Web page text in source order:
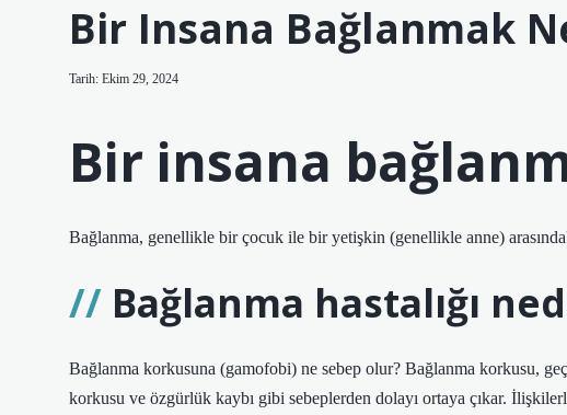
Bir Insana Bağlanmak
Tarih: Ekim 29, 2024
Bir insana
Bağlanma, genellikle bir çocuk ile bir yetişkin (genellikle anne)
Bağlanma hastalığı
Bağlanma korkusuna (gamofobi) ne sebep olur? Bağlanma korkusu,
korkusu ve özgürlük kaybı gibi sebeplerden dolayı ortaya çıkar.